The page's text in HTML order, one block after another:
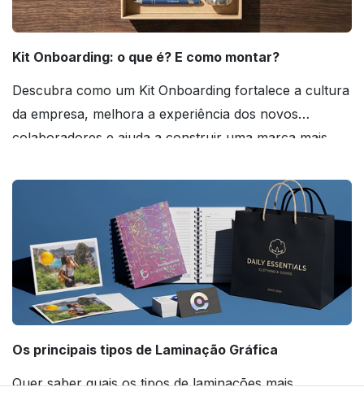
Kit Onboarding: o que é? E como montar?
Descubra como um Kit Onboarding fortalece a cultura
da empresa, melhora a experiência dos novos
colaboradores e ajuda a construir uma marca mais
Os principais tipos de Laminação Gráfica
Quer saber quais os tipos de laminações mais